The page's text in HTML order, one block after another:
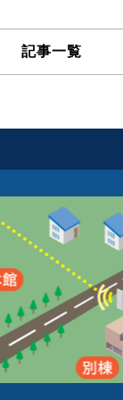
記事一覧